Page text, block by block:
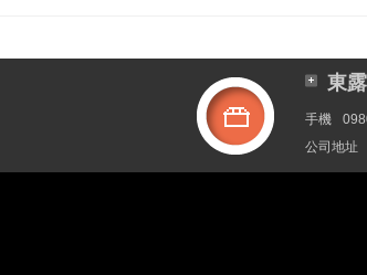
東
手機
公司地址